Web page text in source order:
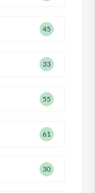
45
33
55
61
30